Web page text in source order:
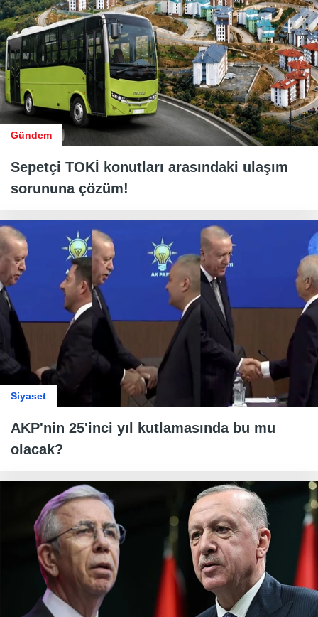
Gündem
Sepetçi TOKİ konutları arasındaki ulaşım
sorununa çözüm!
Siyaset
AKP'nin 25'inci yıl kutlamasında bu mu
olacak?